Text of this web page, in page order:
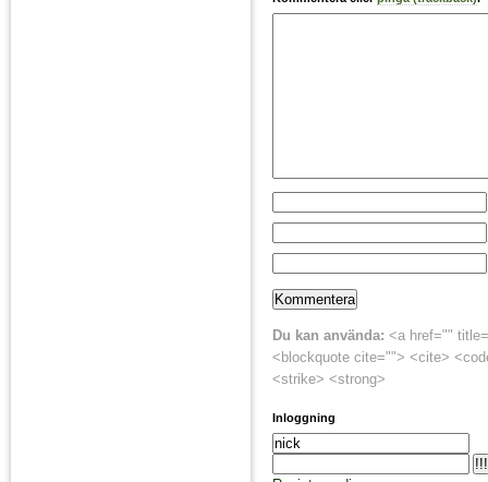
Du kan använda: <a href=""
<blockquote cite=""> <cite>
<strike> <strong>
Inloggning